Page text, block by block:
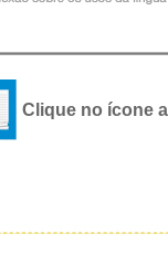
Clique no ícone